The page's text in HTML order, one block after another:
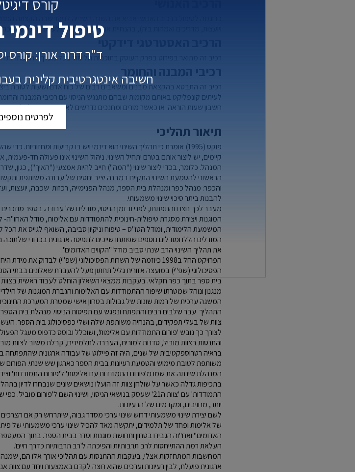
ויועצות, מדריכים ואמהות בית), בהנחיית אנשי צוות פנימיים לעבור סדנה
הרכיב האסטרטגי דידקטי
רכיב זה מתואר בפירוט בפרק העוסק בתוכניות הלימוד בכל מערך ההתפתחות
רכיבי המבנה והחומר
רכיב זה התבטא בהקצאת מבנים ומשאבים רבים של כוח אדם ושעות לטובת ביצוע
לעיתים קונפליקט באותם מקומות שבהם מתנגש הניסוי עם רכיבי המבנה
חשבון שעות הוראה או כאשר מורים ומחנכים נדרשים לארגן אירועים ולבלות
תיאור תהליכי
פוקס (1995) אומרת כי תהליך השינוי הוא דינמי ויש בו קביעות
קיימים, יש ליצור אותם בטרם יתחיל השינוי. ניהול השינוי אינו פעולה חד-
המנהל. כלומר, בכדי ליצור שינוי ("המה") חייב להיות אמצעי ("האיך"), כגון,
הראשוני להטמעת השינוי התקיים במבנה יציב יחסית של עבודה משותפת
והכפר: מנהל כפר ומנהלת בית הספר, מנהל הפנימייה, רכזות שכבה, יועצות,
להבנות ביתר סיכוי שינוי משמעותי.
מעבר לכך נוצרו והתפתחו, לפני ובזמן הניסוי, מודלים של עבודה. בספר
המוגנות ויצירת מסגרת טיפולית-חינוכית להתמודדות עם אלימות, מודל
המשמעת הלימודית, ומודל הטו"ס – טיפוח וניקיון סביבה, השואף לגייס את
המודלים הללו ומודלים נוספים שפותחו שייכים לתפיסה ארגונית בכדורי
את תהליך השינוי הרב שנתי סביב מודל "הקווים האדומים".
הפרויקט החל ב1998 כיוזמה של השרות הפסיכולוגי (שפ"י) לבדוק
הפסיכולוגי (שפ"י) במועצה אזורית גליל תחתון פעל להעברת שאלונים בבתי
בית ספר בתוך כפר חקלאי. בעקבות ממצאי השאלון הוחלט לעבוד ראשית בצוות
מנגנון ונוהל שמטרתו שיפור ההתמודדות עם האלימות והגברת המוגנות של
המשגה ערכית של רמות שונות של גבולות בטחון אישי שמטרת המערכת
התהליך עבר שלבים רבים והתפתח ונפגש עם תפיסות הניסוי. מנהלת בית
צוות של בעלי תפקידים, בהנחיה משותפת שלה ושלי כפסיכולוג בית הספר.
לצורך כך גובש 'פורום התמודדות עם אלימות', ושוכלל ובוסס כדפוס מעגל
והתנסות בצוות מוביל, סדנות למורים, העברה לתלמידים, קבלת משוב לצוות
בראיה רטרוספקטיבית של שנים, היה זה פיילוט של עבודה ארגונית
משותפת לטובת מימוש והטמעת רעיונות בבית הספר כארגון שש שנתי.
המנהלת שינתה את שמו מ'פורום התמודדות עם אלימות' ל'פורום התמודדות'
בתכיפות גדלה כאשר על שולחן צוות זה הועלו נושאים שונים שנבחרו לדיון
התמודדות' עם 'צוות ה21' שעסק בנושאי הניסוי, ושינוי השם
יותר, מחויבים, ומקדמים של הרעיונות.
לשם יצירת שינוי משמעותי דרוש שינוי ערכי מסדר גבוה, שיתרחש רק אם
של אלימות ופחד של תלמידים, יתקשה מאד להכיל שינוי ערכי משמעותי של
האדומים" ואח"וה הגבירו בטחון ותחושת מוגנות וסדר בבית הספר. בתוך
העלאת רמת ההתייחסות לרב תרבותיות והפיכתה ל'רב תרבותיות כדרך חיים'.
המחשבות המתחזקות אצלי, בעקבות ההתנסות עם תהליכי אורך אלו הם,
ארגונית פועלת, לבין רעיונות וערכים שהוא רוצה לקדם באמצעות ויחד עם צוות
קורס
טיפול דינמי
ד"ר דרור אורן: קורס
חשיבה אינטגרטיבית קלינית
לפרטים